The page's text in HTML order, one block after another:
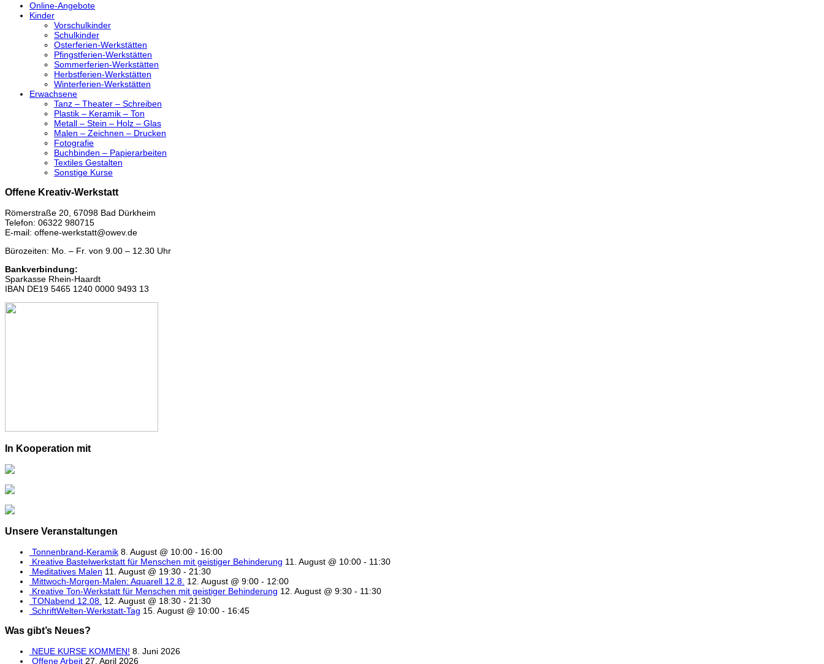
Online-Angebote
Kinder
Vorschulkinder
Schulkinder
Osterferien-Werkstätten
Pfingstferien-Werkstätten
Sommerferien-Werkstätten
Herbstferien-Werkstätten
Winterferien-Werkstätten
Erwachsene
Tanz – Theater – Schreiben
Plastik – Keramik – Ton
Metall – Stein – Holz – Glas
Malen – Zeichnen – Drucken
Fotografie
Buchbinden – Papierarbeiten
Textiles Gestalten
Sonstige Kurse
Offene Kreativ-Werkstatt
Römerstraße 20, 67098 Bad Dürkheim
Telefon: 06322 980715
E-mail: offene-werkstatt@owev.de
Bürozeiten: Mo. – Fr. von 9.00 – 12.30 Uhr
Bankverbindung:
Sparkasse Rhein-Haardt
IBAN DE19 5465 1240 0000 9493 13
In Kooperation mit
Unsere Veranstaltungen
Tonnenbrand-Keramik 8. August @ 10:00 - 16:00
Kreative Bastelwerkstatt für Menschen mit geistiger Behinderung 11. August @ 10:00 - 11:30
Meditatives Malen 11. August @ 19:30 - 21:30
Mittwoch-Morgen-Malen: Aquarell 12.8. 12. August @ 9:00 - 12:00
Kreative Ton-Werkstatt für Menschen mit geistiger Behinderung 12. August @ 9:30 - 11:30
TONabend 12.08. 12. August @ 18:30 - 21:30
SchriftWelten-Werkstatt-Tag 15. August @ 10:00 - 16:45
Was gibt’s Neues?
NEUE KURSE KOMMEN! 8. Juni 2026
Offene Arbeit 27. April 2026